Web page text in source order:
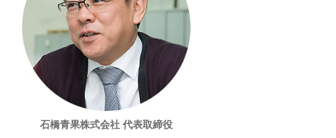
石橋青果株式会社 代表取締役